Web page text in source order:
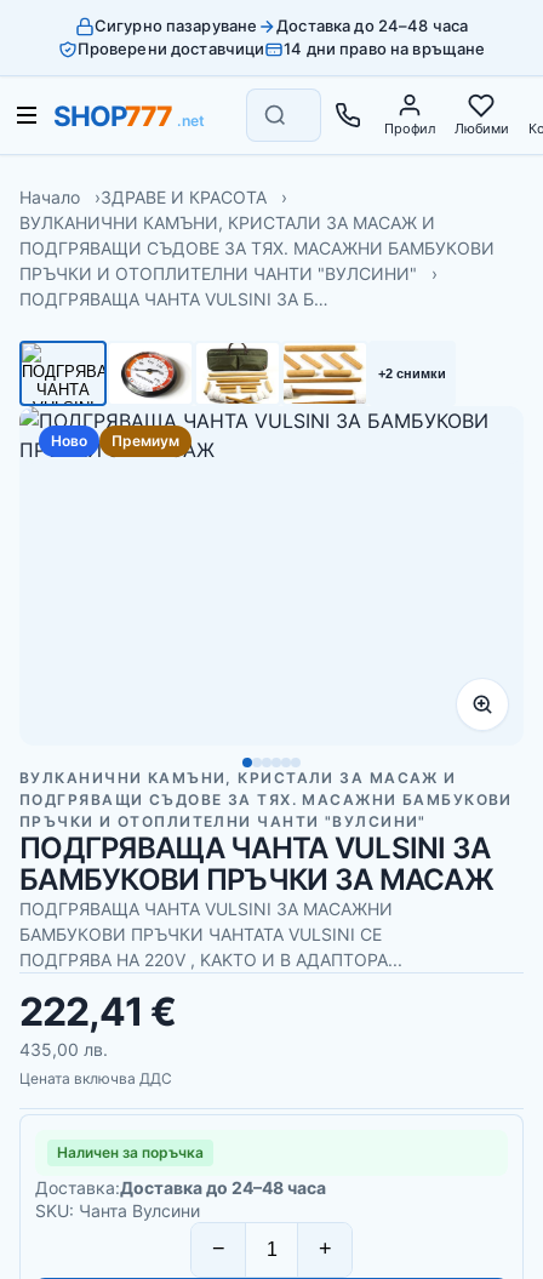
Сигурно пазаруване
Доставка до 24–48 часа
Проверени доставчици
14 дни право на връщане
Профил Любими
Начало
ЗДРАВЕ И КРАСОТА
ВУЛКАНИЧНИ КАМЪНИ, КРИСТАЛИ ЗА МАСАЖ И
ПОДГРЯВАЩИ СЪДОВЕ ЗА ТЯХ. МАСАЖНИ БАМБУКОВИ
ПРЪЧКИ И ОТОПЛИТЕЛНИ ЧАНТИ "ВУЛСИНИ"
ПОДГРЯВАЩА ЧАНТА VULSINI ЗА Б…
+2 снимки
Ново Премиум
ВУЛКАНИЧНИ КАМЪНИ, КРИСТАЛИ ЗА МАСАЖ И
ПОДГРЯВАЩИ СЪДОВЕ ЗА ТЯХ. МАСАЖНИ БАМБУКОВИ
ПРЪЧКИ И ОТОПЛИТЕЛНИ ЧАНТИ "ВУЛСИНИ"
ПОДГРЯВАЩА ЧАНТА VULSINI ЗА
БАМБУКОВИ ПРЪЧКИ ЗА МАСАЖ
ПОДГРЯВАЩА ЧАНТА VULSINI ЗА МАСАЖНИ
БАМБУКОВИ ПРЪЧКИ ЧАНТАТА VULSINI СЕ
ПОДГРЯВА НА 220V , KAKTО И В АДАПТОРА...
222,41 €
435,00 лв.
Цената включва ДДС
Наличен за поръчка
Доставка:Доставка до 24–48 часа
SKU: Чанта Вулсини
− +